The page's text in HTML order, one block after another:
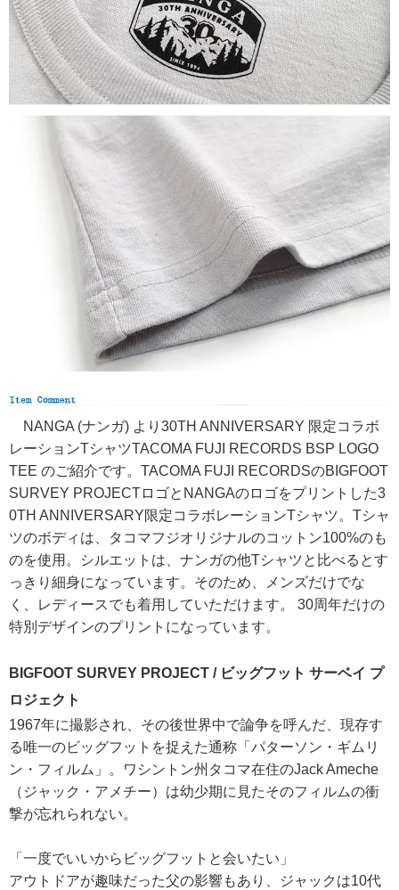
NANGA (ナンガ) より30TH ANNIVERSARY 限定コラボ
レーションTシャツTACOMA FUJI RECORDS BSP LOGO
TEE のご紹介です。TACOMA FUJI RECORDSのBIGFOOT
SURVEY PROJECTロゴとNANGAのロゴをプリントした3
0TH ANNIVERSARY限定コラボレーションTシャツ。Tシャ
ツのボディは、タコマフジオリジナルのコットン100%のも
のを使用。シルエットは、ナンガの他Tシャツと比べるとす
っきり細身になっています。そのため、メンズだけでな
く、レディースでも着用していただけます。 30周年だけの
特別デザインのプリントになっています。
BIGFOOT SURVEY PROJECT / ビッグフット サーベイ プ
ロジェクト
1967年に撮影され、その後世界中で論争を呼んだ、現存す
る唯一のビッグフットを捉えた通称「パターソン・ギムリ
ン・フィルム」。ワシントン州タコマ在住のJack Ameche
（ジャック・アメチー）は幼少期に見たそのフィルムの衝
撃が忘れられない。
「一度でいいからビッグフットと会いたい」
アウトドアが趣味だった父の影響もあり、ジャックは10代